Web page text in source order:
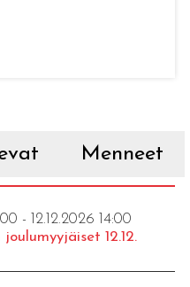
Menneet
- 12.12.2026 14:00
12.12.